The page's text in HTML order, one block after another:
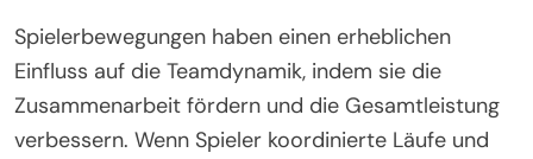
Spielerbewegungen haben einen erheblichen
Einfluss auf die Teamdynamik, indem sie die
Zusammenarbeit fördern und die Gesamtleistung
verbessern. Wenn Spieler koordinierte Läufe und